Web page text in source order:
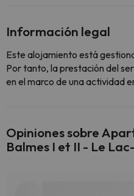
Información legal
Este alojamiento está
Por tanto, la prestación del
en el marco de una actividad
Opiniones sobre
Balmes I et II - Le